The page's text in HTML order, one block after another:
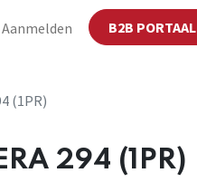
Aanmelden B2B PORTAAL
(1PR)
294 (1PR)